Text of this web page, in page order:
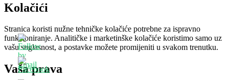
Kolačići
Stranica koristi nužne tehničke kolačiće potrebne za ispravno
funkcioniranje. Analitičke i marketinške kolačiće koristimo samo uz
vašu suglasnost, a postavke možete promijeniti u svakom trenutku.
Vaša prava